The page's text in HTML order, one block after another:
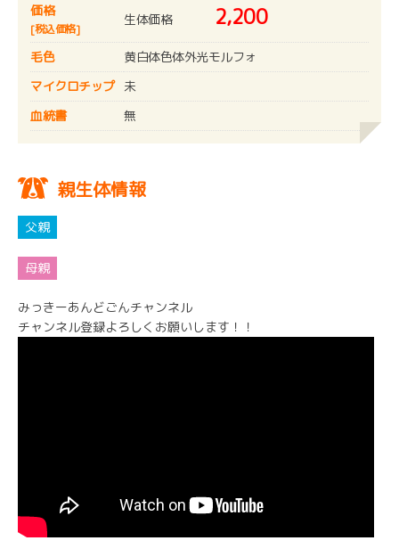
価格
[税込価格]
生体価格 2,200
毛色
黄白体色体外光モルフォ
マイクロチップ
未
血統書
無
親生体情報
みっきーあんどごんチャンネル
チャンネル登録よろしくお願いします！！